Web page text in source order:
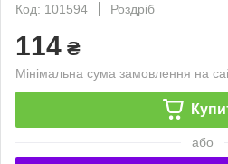
Код: 101594
Роздріб
114 ₴
Мінімальна сума замовлення на
або